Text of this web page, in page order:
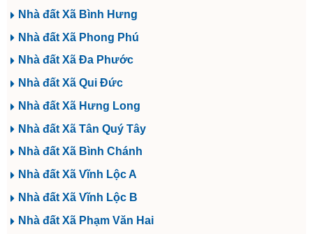
Nhà đất Xã Bình Hưng
Nhà đất Xã Phong Phú
Nhà đất Xã Đa Phước
Nhà đất Xã Qui Đức
Nhà đất Xã Hưng Long
Nhà đất Xã Tân Quý Tây
Nhà đất Xã Bình Chánh
Nhà đất Xã Vĩnh Lộc A
Nhà đất Xã Vĩnh Lộc B
Nhà đất Xã Phạm Văn Hai